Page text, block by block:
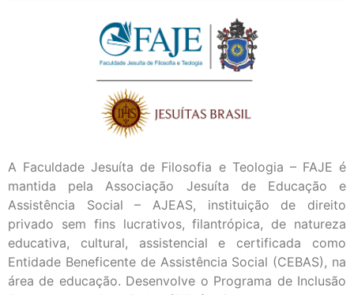
A Faculdade Jesuíta de Filosofia e Teologia – FAJE é
mantida pela Associação Jesuíta de Educação e
Assistência Social – AJEAS, instituição de direito
privado sem fins lucrativos, filantrópica, de natureza
educativa, cultural, assistencial e certificada como
Entidade Beneficente de Assistência Social (CEBAS), na
área de educação. Desenvolve o Programa de Inclusão